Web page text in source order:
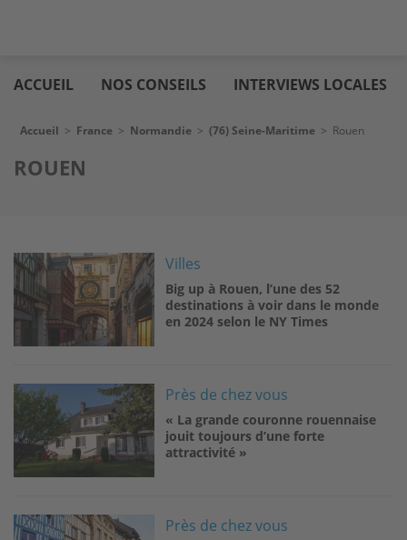
au
contenu
immo
ACCUEIL NOS CONSEILS INTERVIEWS LOCALES
Fil d'Ariane
Accueil > France > Normandie > (76) Seine-Maritime > Rouen
ROUEN
Image Villes
Big up à Rouen, l’une des 52
destinations à voir dans le monde
en 2024 selon le NY Times
Image Près de chez vous
« La grande couronne rouennaise
jouit toujours d’une forte
attractivité »
Image Près de chez vous